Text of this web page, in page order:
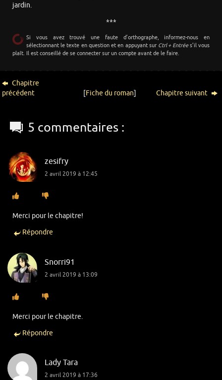
jardin.
***
Si vous avez trouvé une faute d’orthographe, informez-nous en
sélectionnant le texte en question et en appuyant sur Ctrl + Entrées’il vous
plaît. Il est conseillé de se connecter sur un compte avant de le faire.
Chapitre
précédent
[Fiche du roman] Chapitre suivant
5 commentaires :
zesifry
2 avril 2019 à 12:45
Merci pour le chapitre!
Répondre
Snorri91
2 avril 2019 à 13:09
Merci pour le chapitre.
Répondre
Lady Tara
2 avril 2019 à 17:36